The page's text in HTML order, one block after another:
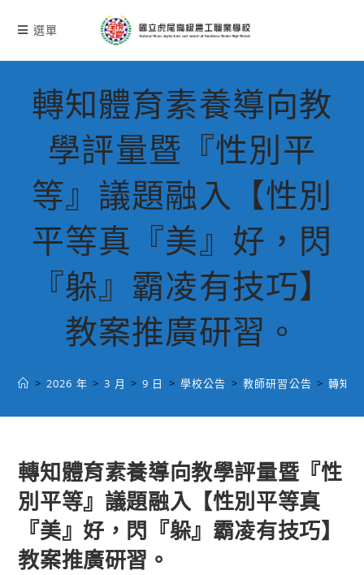
選單
轉知體育素養導向教
學評量暨『性別平
等』議題融入【性別
平等真『美』好，閃
『躲』霸凌有技巧】
教案推廣研習。
> 2026 年 > 3 月 > 9 日 > 學校公告 > 教師研習公告 > 轉知
轉知體育素養導向教學評量暨『性
別平等』議題融入【性別平等真
『美』好，閃『躲』霸凌有技巧】
教案推廣研習。